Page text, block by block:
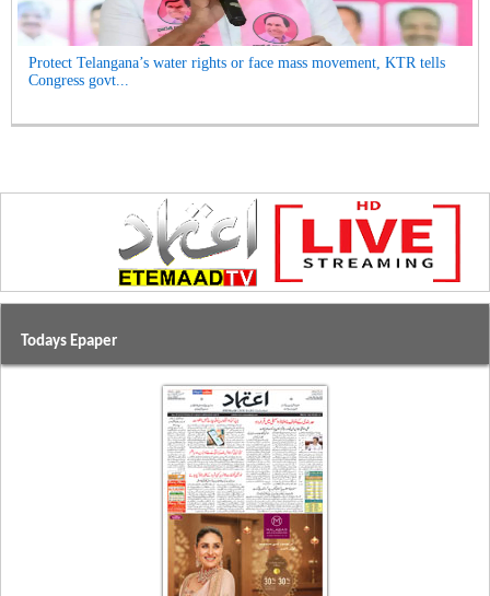
Protect Telangana’s water rights or face mass movement, KTR tells
Congress govt...
Todays Epaper